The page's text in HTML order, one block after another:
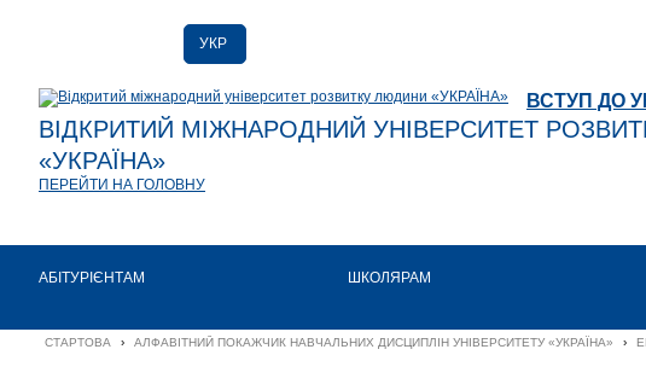
УКР
ENG
ВСТУП ДО
ВІДКРИТИЙ МІЖНАРОДНИЙ УНІВЕРСИТЕТ
«УКРАЇНА»
ПЕРЕЙТИ НА ГОЛОВНУ
АБІТУРІЄНТАМ ШКОЛЯРАМ
СТАРТОВА › АЛФАВІТНИЙ ПОКАЖЧИК НАВЧАЛЬНИХ ДИСЦИПЛІН УНІВЕРСИТЕТУ «УКРАЇНА» ›